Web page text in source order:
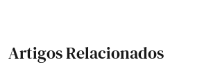
Artigos Relacionados